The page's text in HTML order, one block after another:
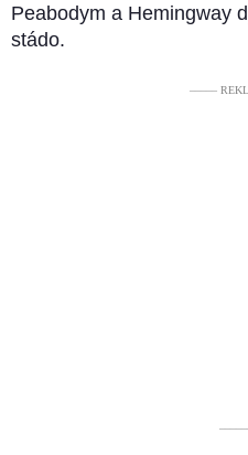
Peabodym a Hemingway
stádo.
–––––